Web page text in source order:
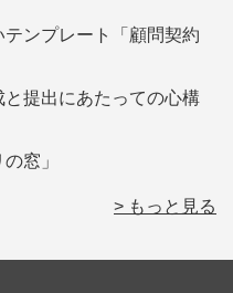
ンプレート「顧問契約
提出にあたっての心構
窓」
> もっと見る